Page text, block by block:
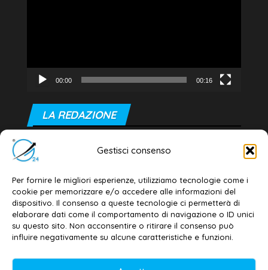
Gestisci consenso
Per fornire le migliori esperienze, utilizziamo tecnologie come i
cookie per memorizzare e/o accedere alle informazioni del
dispositivo. Il consenso a queste tecnologie ci permetterà di
elaborare dati come il comportamento di navigazione o ID unici
su questo sito. Non acconsentire o ritirare il consenso può
influire negativamente su alcune caratteristiche e funzioni.
00:00 00:16
LA REDAZIONE
Editore e direttore responsabile:
Dott. Daniele G. Masciullo
Email: redazione@galatina24.it
Contatti –Disclaimer
Privacy policy –Cookie policy